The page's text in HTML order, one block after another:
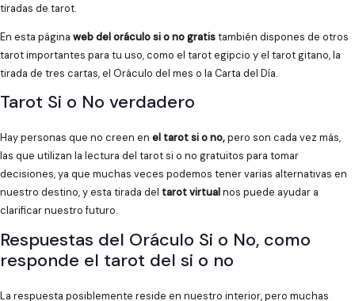
tiradas de tarot.
En esta página web del oráculo si o no gratistambién dispones de otros
tarot importantes para tu uso, como el tarot egipcio y el tarot gitano, la
tirada de tres cartas, el Oráculo del mes o la Carta del Día.
Tarot Si o No verdadero
Hay personas que no creen en el tarot si o no,pero son cada vez más,
las que utilizan la lectura del tarot si o no gratuitos para tomar
decisiones, ya que muchas veces podemos tener varias alternativas en
nuestro destino, y esta tirada del tarot virtualnos puede ayudar a
clarificar nuestro futuro.
Respuestas del Oráculo Si o No, como
responde el tarot del si o no
La respuesta posiblemente reside en nuestro interior, pero muchas